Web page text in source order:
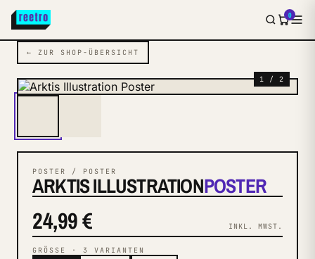
0
← ZUR SHOP-ÜBERSICHT
1 / 2
POSTER / POSTER
ARKTIS ILLUSTRATIONPOSTER
24,99 € INKL. MWST.
GRÖSSE · 3 VARIANTEN